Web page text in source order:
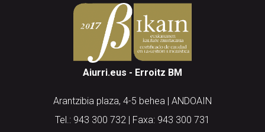
Aiurri.eus - Erroitz BM
Arantzibia plaza, 4-5 behea | ANDOAIN
Tel.: 943 300 732 | Faxa: 943 300 731